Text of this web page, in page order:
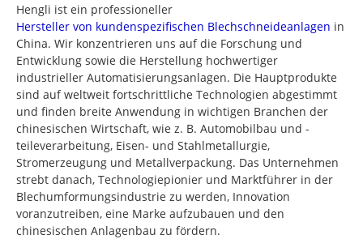
Hengli ist ein professioneller
Hersteller von kundenspezifischen Blechschneideanlagen in
China. Wir konzentrieren uns auf die Forschung und
Entwicklung sowie die Herstellung hochwertiger
industrieller Automatisierungsanlagen. Die Hauptprodukte
sind auf weltweit fortschrittliche Technologien abgestimmt
und finden breite Anwendung in wichtigen Branchen der
chinesischen Wirtschaft, wie z. B. Automobilbau und -
teileverarbeitung, Eisen- und Stahlmetallurgie,
Stromerzeugung und Metallverpackung. Das Unternehmen
strebt danach, Technologiepionier und Marktführer in der
Blechumformungsindustrie zu werden, Innovation
voranzutreiben, eine Marke aufzubauen und den
chinesischen Anlagenbau zu fördern.